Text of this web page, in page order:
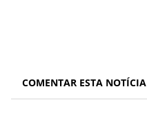
COMENTAR ESTA NOTÍCIA